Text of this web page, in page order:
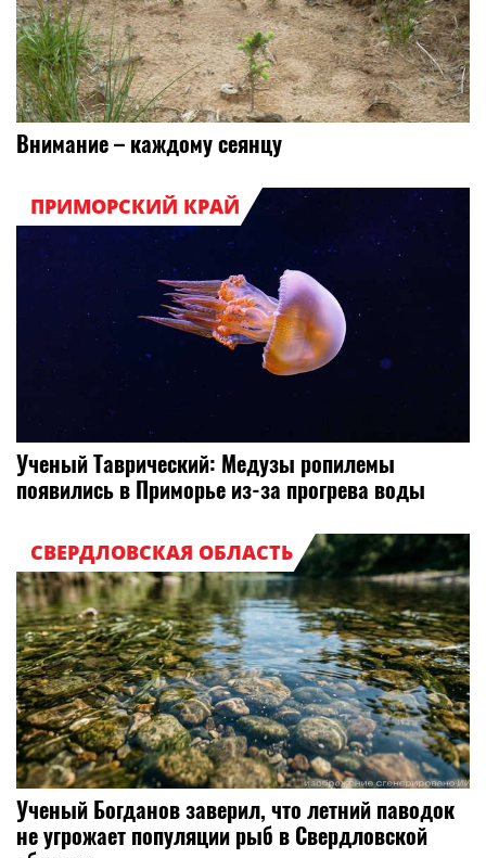
Внимание – каждому сеянцу
ПРИМОРСКИЙ КРАЙ
Ученый Таврический: Медузы ропилемы
появились в Приморье из-за прогрева воды
СВЕРДЛОВСКАЯ ОБЛАСТЬ
Ученый Богданов заверил, что летний паводок
не угрожает популяции рыб в Свердловской